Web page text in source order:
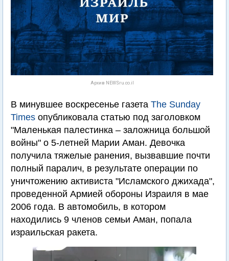
Архив NEWSru.co.il
В минувшее воскресенье газета The Sunday
Times опубликовала статью под заголовком
"Маленькая палестинка – заложница большой
войны" о 5-летней Марии Аман. Девочка
получила тяжелые ранения, вызвавшие почти
полный паралич, в результате операции по
уничтожению активиста "Исламского джихада",
проведенной Армией обороны Израиля в мае
2006 года. В автомобиль, в котором
находились 9 членов семьи Аман, попала
израильская ракета.